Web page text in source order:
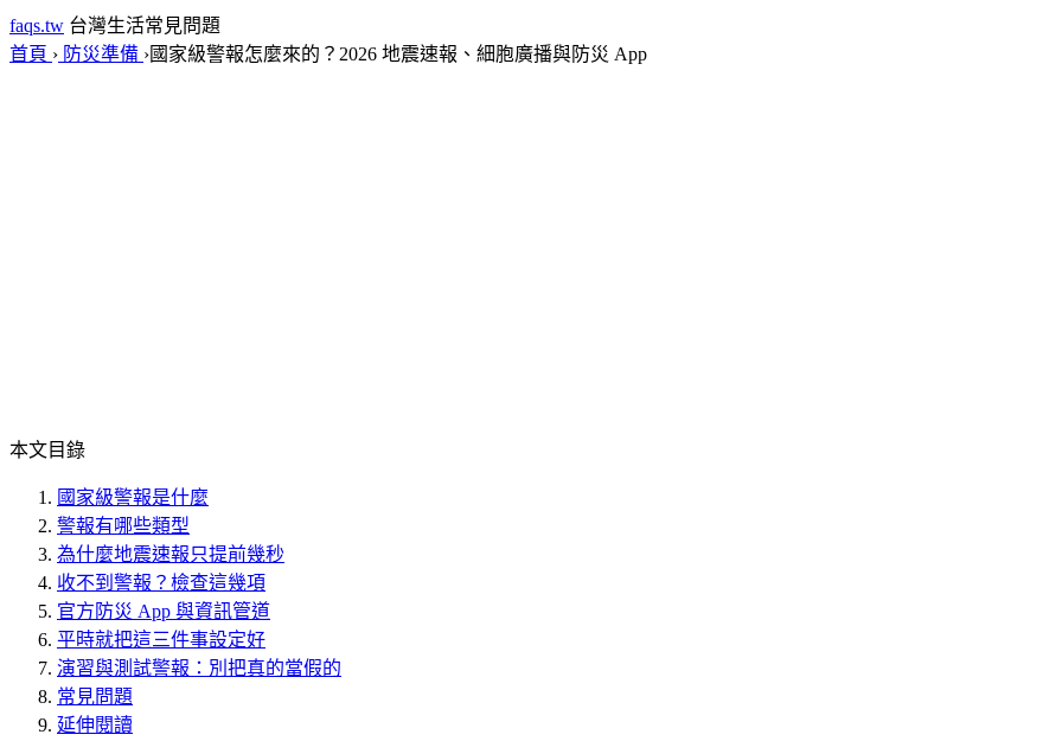
faqs.tw 台灣生活常見問題
首頁 › 防災準備 ›國家級警報怎麼來的？2026 地震速報、細胞廣播與防災 App
本文目錄
國家級警報是什麼
警報有哪些類型
為什麼地震速報只提前幾秒
收不到警報？檢查這幾項
官方防災 App 與資訊管道
平時就把這三件事設定好
演習與測試警報：別把真的當假的
常見問題
延伸閱讀